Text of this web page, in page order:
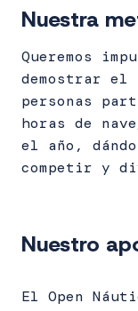
Nuestra
Queremos
demostrar el
personas
horas de
el año,
competir y
Nuestro
El Open